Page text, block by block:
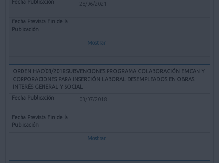
28/06/2021
Mostrar
ORDEN HAC/03/2018 SUBVENCIONES PROGRAMA COLABORACIÓN EMCAN Y
CORPORACIONES PARA INSERCIÓN LABORAL DESEMPLEADOS EN OBRAS
INTERÉS GENERAL Y SOCIAL
03/07/2018
Mostrar